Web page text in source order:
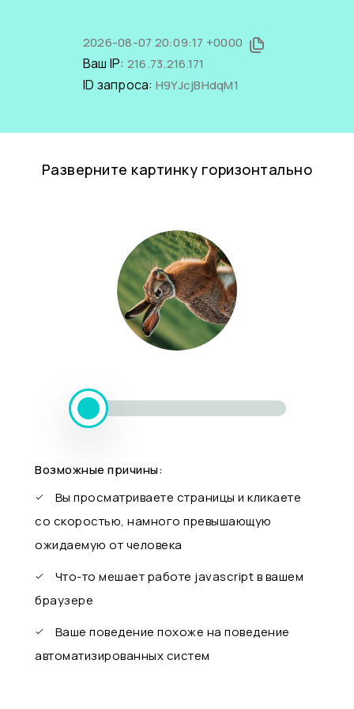
2026-08-07 20:09:17 +0000
Ваш IP: 216.73.216.171
ID запроса: H9YJcjBHdqM1
Разверните картинку горизонтально
Возможные причины:
Вы просматриваете страницы и кликаете
со скоростью, намного превышающую
ожидаемую от человека
Что-то мешает работе javascript в вашем
браузере
Ваше поведение похоже на поведение
автоматизированных систем